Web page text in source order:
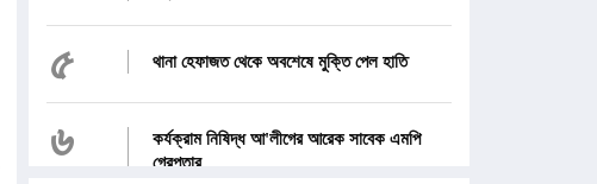
৫ থানা হেফাজত থেকে অবশেষে মুক্তি পেল হাতি
৬
কর্যক্রাম নিষিদ্ধ আ'লীগের আরেক সাবেক এমপি
গ্রেপ্তার